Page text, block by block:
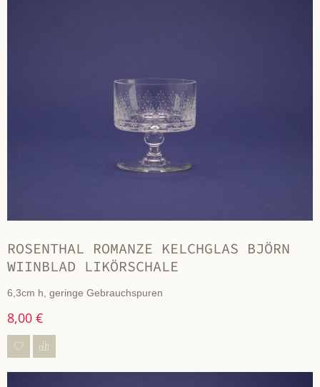
ROSENTHAL ROMANZE KELCHGLAS BJÖRN
WIINBLAD LIKÖRSCHALE
6,3cm h, geringe Gebrauchspuren
8,00 €